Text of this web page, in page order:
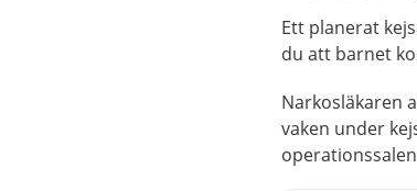
Ett planerat
du att barnet
Narkosläkaren
vaken under